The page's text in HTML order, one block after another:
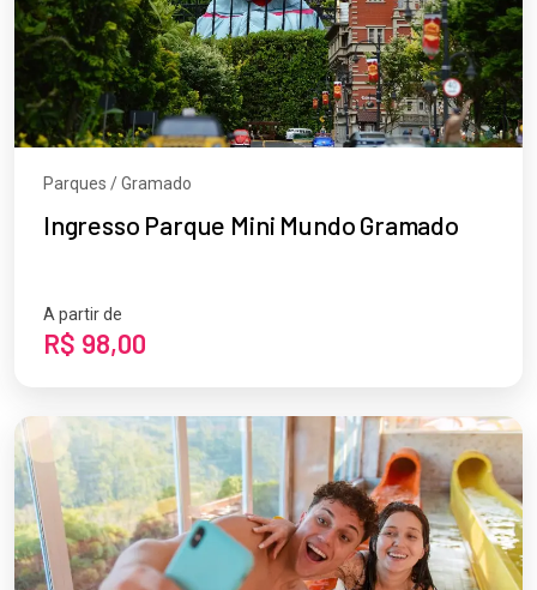
Parques / Gramado
Ingresso Parque Mini Mundo Gramado
A partir de
R$ 98,00